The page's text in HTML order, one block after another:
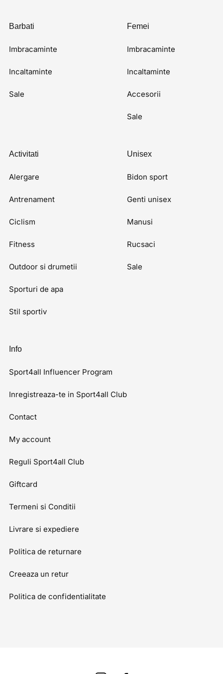
Barbati
Imbracaminte
Incaltaminte
Sale
Femei
Imbracaminte
Incaltaminte
Accesorii
Sale
Activitati
Alergare
Antrenament
Ciclism
Fitness
Outdoor si drumetii
Sporturi de apa
Stil sportiv
Unisex
Bidon sport
Genti unisex
Manusi
Rucsaci
Sale
Info
Sport4all Influencer Program
Inregistreaza-te in Sport4all Club
Contact
My account
Reguli Sport4all Club
Giftcard
Termeni si Conditii
Livrare si expediere
Politica de returnare
Creeaza un retur
Politica de confidentialitate